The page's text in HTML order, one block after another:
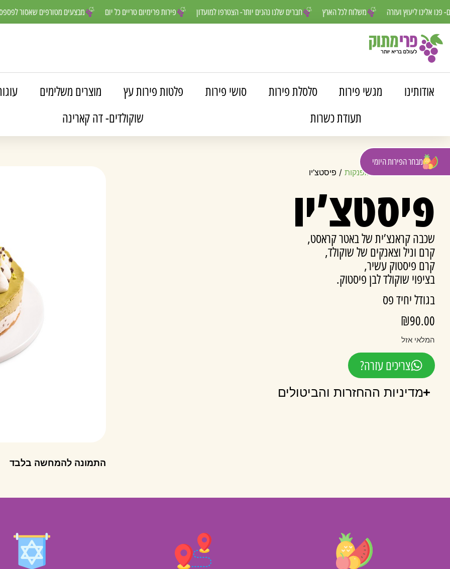
מבצעים מטורפים פירות פרימיום טריים כל יום חברים שלנו נהנים יותר- הצטרפו למועדון משלוח לכל הארץ למענכם- פנו אלינו ליעוץ ועזרה
מבחר הפירות היומי
אודותינו מגשי פירות סלסלת פירות סושי פירות פלטות פירות עץ מוצרים משלימים
תעודת כשרות
שוקולדים- דה קארינה
התמונה להמחשה בלבד
עמוד הבית עוגות מפנקות / פיסטצ’יו
פיסטצ’יו
שכבה קראנצ’ית של באטר קראסט,
קרם וניל וצאנקים של שוקולד,
קרם פיסטוק עשיר,
בציפוי שוקולד לבן פיסטוק.
בגודל יחיד פס
₪90.00
המלאי אזל
צריכים עזרה?
מדיניות ההחזרות והביטולים